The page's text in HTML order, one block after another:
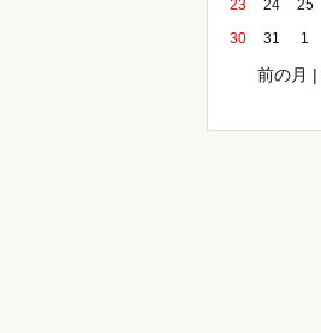
23
24 25
30
31 1
前の月 |